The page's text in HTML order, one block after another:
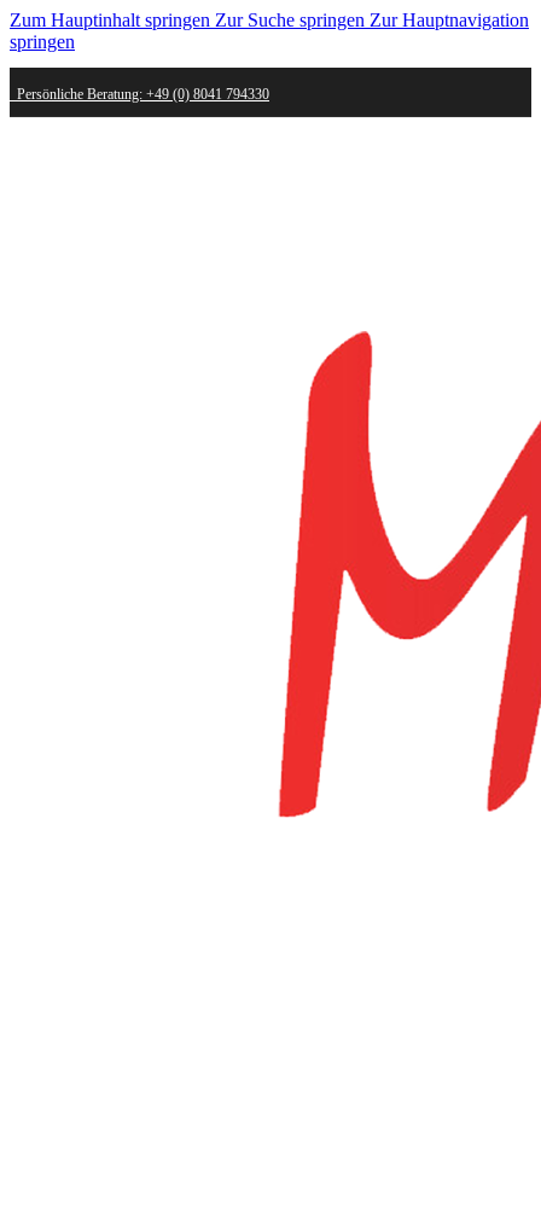
Zum Hauptinhalt springen Zur Suche springen Zur Hauptnavigation
springen
Persönliche Beratung: +49 (0) 8041 794330